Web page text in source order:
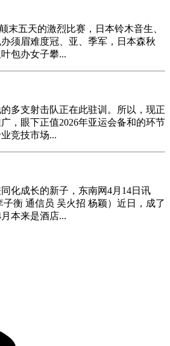
末五天的激烈比赛，日本铃木音生、
须眉难度冠、亚、季军，日本森秋
包办女子攀...
多支射击队正在此驻训。所以，现正
，眼下正值2026年亚运会备和的环节
竞技市场...
化成长的新子，东南网4月14日讯
子衡 通信员 吴火招 杨颖）近日，成了
本来是酒店...